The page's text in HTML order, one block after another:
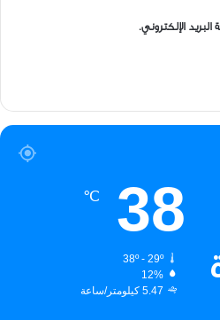
الإلكتروني.
38
℃
38º - 29º
12%
5.47 كيلومتر/ساعة